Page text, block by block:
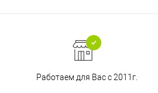
Работаем для Вас с 2011г.